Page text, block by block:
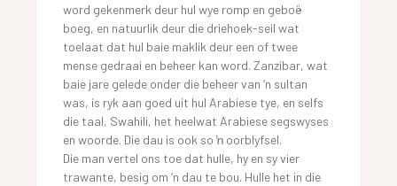
word gekenmerk deur hul wye romp en geboë
boeg, en natuurlik deur die driehoek-seil wat
toelaat dat hul baie maklik deur een of twee
mense gedraai en beheer kan word. Zanzibar, wat
baie jare gelede onder die beheer van ‘n sultan
was, is ryk aan goed uit hul Arabiese tye, en selfs
die taal, Swahili, het heelwat Arabiese segswyses
en woorde. Die dau is ook so ŉ oorblyfsel.
Die man vertel ons toe dat hulle, hy en sy vier
trawante, besig om ‘n dau te bou. Hulle het in die